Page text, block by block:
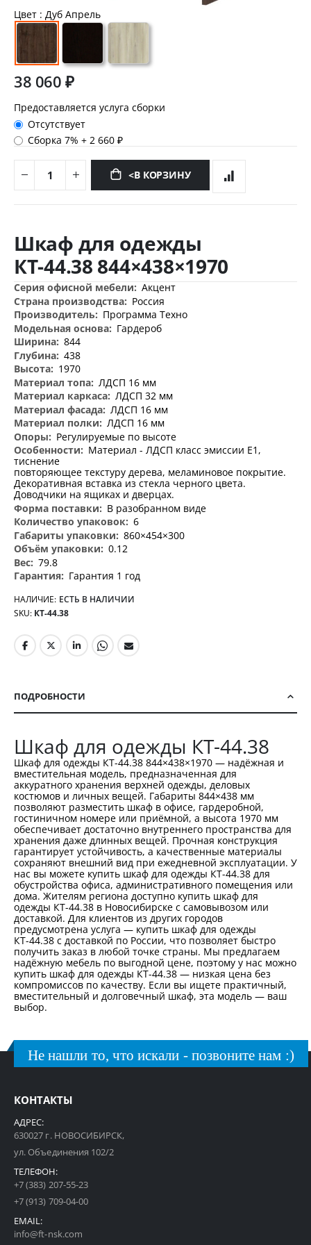
Цвет : Дуб Апрель
38 060 ₽
Предоставляется услуга сборки
Отсутствует
Сборка 7%+2 660 ₽
<В КОРЗИНУ
началу
изображений
Шкаф для одежды
КТ-44.38 844×438×1970
Дополнительная
информация
Акцент
Россия
Программа Техно
Гардероб
844
438
1970
ЛДСП 16 мм
ЛДСП 32 мм
ЛДСП 16 мм
ЛДСП 16 мм
Регулируемые по высоте
Материал - ЛДСП класс эмиссии Е1,
тиснение
повторяющее текстуру дерева, меламиновое покрытие.
Декоративная вставка из стекла черного цвета.
Доводчики на ящиках и дверцах.
В разобранном виде
6
860×454×300
0.12
79.8
Гарантия 1 год
НАЛИЧИЕ: ЕСТЬ В НАЛИЧИИ
SKU КТ-44.38
ПОДРОБНОСТИ
Шкаф для одежды КТ-44.38
Шкаф для одежды КТ-44.38 844×438×1970 — надёжная и
вместительная модель, предназначенная для
аккуратного хранения верхней одежды, деловых
костюмов и личных вещей. Габариты 844×438 мм
позволяют разместить шкаф в офисе, гардеробной,
гостиничном номере или приёмной, а высота 1970 мм
обеспечивает достаточно внутреннего пространства для
хранения даже длинных вещей. Прочная конструкция
гарантирует устойчивость, а качественные материалы
сохраняют внешний вид при ежедневной эксплуатации. У
нас вы можете купить шкаф для одежды КТ-44.38 для
обустройства офиса, административного помещения или
дома. Жителям региона доступно купить шкаф для
одежды КТ-44.38 в Новосибирске с самовывозом или
доставкой. Для клиентов из других городов
предусмотрена услуга — купить шкаф для одежды
КТ-44.38 с доставкой по России, что позволяет быстро
получить заказ в любой точке страны. Мы предлагаем
надёжную мебель по выгодной цене, поэтому у нас можно
купить шкаф для одежды КТ-44.38 — низкая цена без
компромиссов по качеству. Если вы ищете практичный,
вместительный и долговечный шкаф, эта модель — ваш
выбор.
Не нашли то, что искали - позвоните нам :)
КОНТАКТЫ
АДРЕС:
630027 г. НОВОСИБИРСК,
ул. Объединения 102/2
ТЕЛЕФОН:
+7 (383) 207-55-23
+7 (913) 709-04-00
EMAIL:
info@ft-nsk.com